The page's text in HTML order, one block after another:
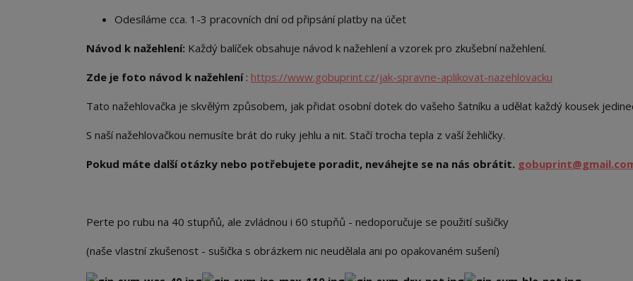
Odesíláme cca. 1-3 pracovních dní od připsání platby na účet
Návod k nažehlení: Každý balíček obsahuje návod k nažehlení a vzorek pro zkušební nažehlení.
Zde je foto návod k nažehlení: https://www.gobuprint.cz/jak-spravne-aplikovat-nazehlovacku
Tato nažehlovačka je skvělým způsobem, jak přidat osobní dotek do vašeho šatníku a udělat každý kousek
S naší nažehlovačkou nemusíte brát do ruky jehlu a nit. Stačí trocha tepla z vaší žehličky.
Pokud máte další otázky nebo potřebujete poradit, neváhejte se na nás obrátit.
Perte po rubu na 40 stupňů, ale zvládnou i 60 stupňů - nedoporučuje se použití sušičky
(naše vlastní zkušenost - sušička s obrázkem nic neudělala ani po opakovaném sušení)